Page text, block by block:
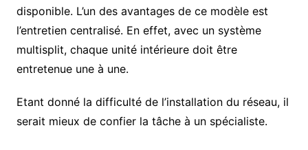
disponible. L’un des avantages de ce modèle est
l’entretien centralisé. En effet, avec un système
multisplit, chaque unité intérieure doit être
entretenue une à une.
Etant donné la difficulté de l’installation du réseau, il
serait mieux de confier la tâche à un spécialiste.